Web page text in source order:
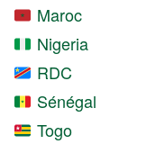
Maroc
Nigeria
RDC
Sénégal
Togo